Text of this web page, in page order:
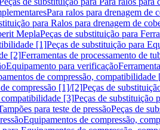
Para ralos para drenagem de
para Ralos para drenagem de
MeplaPeças de substituição para
[1]Peças de substituição para
[2]Ferramentas de processamento de
Equipamento para verificação
de compressão, compatibilidade
compressão [1]/[2]Peças de
compatibilidade [3]Peças de substituição
para teste de pressãoPeças de
Equipamentos de compressão,